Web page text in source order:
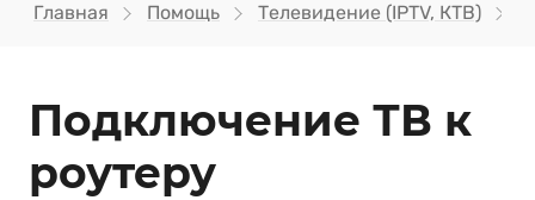
Главная Помощь Телевидение (IPTV, КТВ)
Подключение ТВ к
роутеру